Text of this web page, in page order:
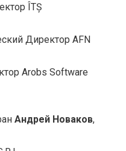
ÎTȘ
Директор AFN
Arobs Software
Андрей Новаков,